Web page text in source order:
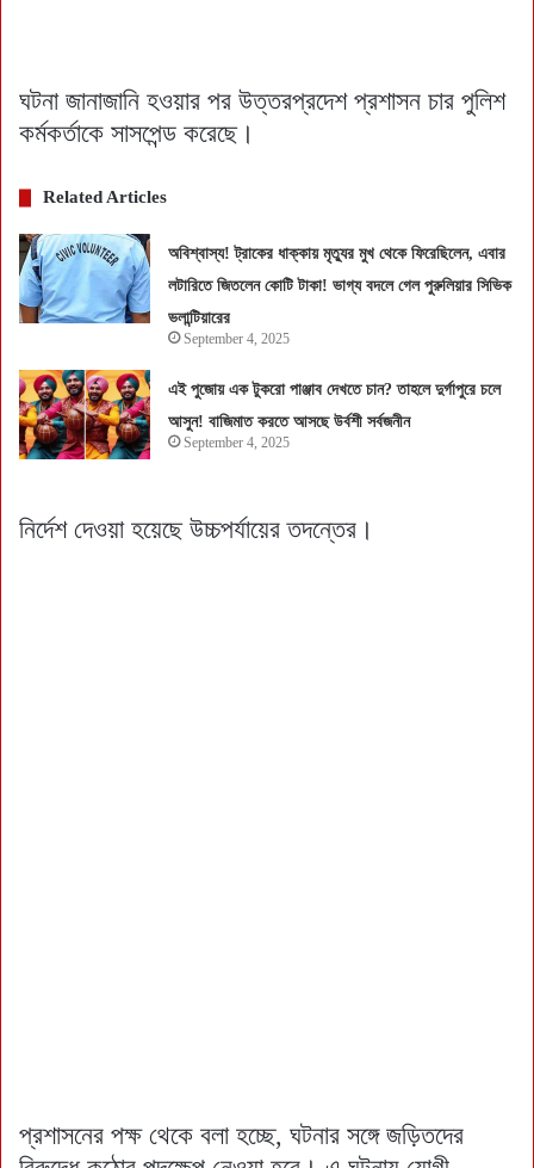
ঘটনা জানাজানি হওয়ার পর উত্তরপ্রদেশ প্রশাসন চার পুলিশ
কর্মকর্তাকে সাসপেন্ড করেছে।
Related Articles
অবিশ্বাস্য! ট্রাকের ধাক্কায় মৃত্যুর মুখ থেকে ফিরেছিলেন, এবার
লটারিতে জিতলেন কোটি টাকা! ভাগ্য বদলে গেল পুরুলিয়ার সিভিক
ভলান্টিয়ারের
September 4, 2025
এই পুজোয় এক টুকরো পাঞ্জাব দেখতে চান? তাহলে দুর্গাপুরে চলে
আসুন! বাজিমাত করতে আসছে উর্বশী সর্বজনীন
September 4, 2025
নির্দেশ দেওয়া হয়েছে উচ্চপর্যায়ের তদন্তের।
প্রশাসনের পক্ষ থেকে বলা হচ্ছে, ঘটনার সঙ্গে জড়িতদের